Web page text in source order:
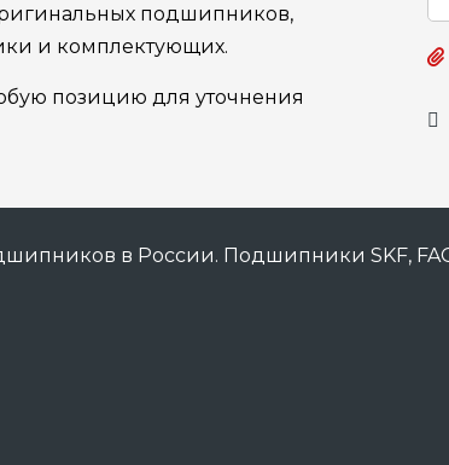
подшипников,
и комплектующих.
позицию для уточнения